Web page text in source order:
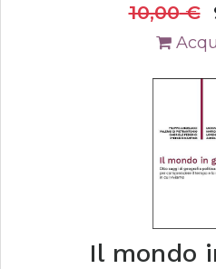
10,00€
Il mondo